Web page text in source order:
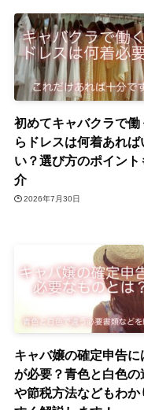
初めてキャバクラで働
らドレスは何着あれば
い？選び方のポイント
介
2026年7月30日
キャバ嬢の確定申告に
が必要？青色と白色の
や節税方法などもわか